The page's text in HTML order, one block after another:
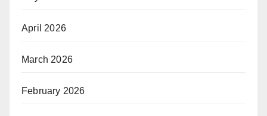
April 2026
March 2026
February 2026